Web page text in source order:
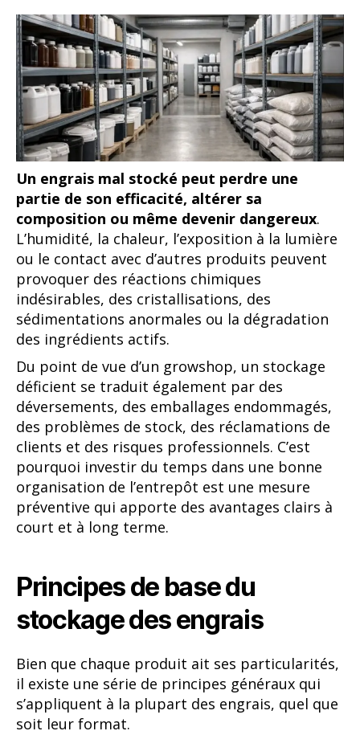
Un engrais mal stocké peut perdre une
partie de son efficacité, altérer sa
composition ou même devenir dangereux.
L’humidité, la chaleur, l’exposition à la lumière
ou le contact avec d’autres produits peuvent
provoquer des réactions chimiques
indésirables, des cristallisations, des
sédimentations anormales ou la dégradation
des ingrédients actifs.
Du point de vue d’un growshop, un stockage
déficient se traduit également par des
déversements, des emballages endommagés,
des problèmes de stock, des réclamations de
clients et des risques professionnels. C’est
pourquoi investir du temps dans une bonne
organisation de l’entrepôt est une mesure
préventive qui apporte des avantages clairs à
court et à long terme.
Principes de base du
stockage des engrais
Bien que chaque produit ait ses particularités,
il existe une série de principes généraux qui
s’appliquent à la plupart des engrais, quel que
soit leur format.